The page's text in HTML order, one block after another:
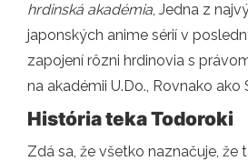
hrdinská akadémia, Jedna z
japonských anime sérií v
zapojení rôzni hrdinovia s
na akadémii U.Do., Rovnako ako
História teka Todoroki
Zdá sa, že všetko naznačuje, že